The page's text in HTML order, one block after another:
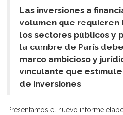
Las inversiones a
volumen que requieren
los sectores públicos y
la cumbre de París
marco ambicioso y
vinculante que
de inversiones
Presentamos el nuevo informe